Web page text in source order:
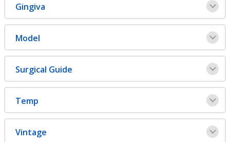
Gingiva
Model
Surgical Guide
Temp
Vintage